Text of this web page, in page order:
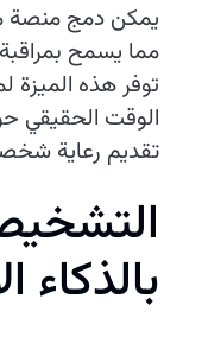
يمكن دمج منصة
مما يسمح
توفر هذه الميزة
الوقت الحقيقي
تقديم رعاية
بالذكاء